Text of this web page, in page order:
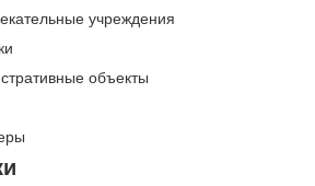
учреждения
объекты